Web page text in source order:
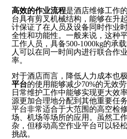
高效的作业流程是酒店维修工作
台具有剪叉机械结构，能够在升
计保证了在人员及设备同时作业
全性和功能性。一般来说，这种
工作人员，具备500-1000kg的承
人可以在同一时间内进行联合作
率。
对于酒店而言，降低人力成本也极
平台的使用能够减少70%的无效
日常维护工作中能够实现更大效
源更加合理地分配到其他重要任
平台非常适合于大范围的高空检
场、机场等场所的应用。虽然工
杂，但移动高空作业平台可以轻
挑战。